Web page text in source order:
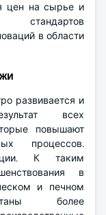
цен на сырье и
стандартов
в области
развивается и
всех
повышают
процессов.
К таким
в
и печном
более